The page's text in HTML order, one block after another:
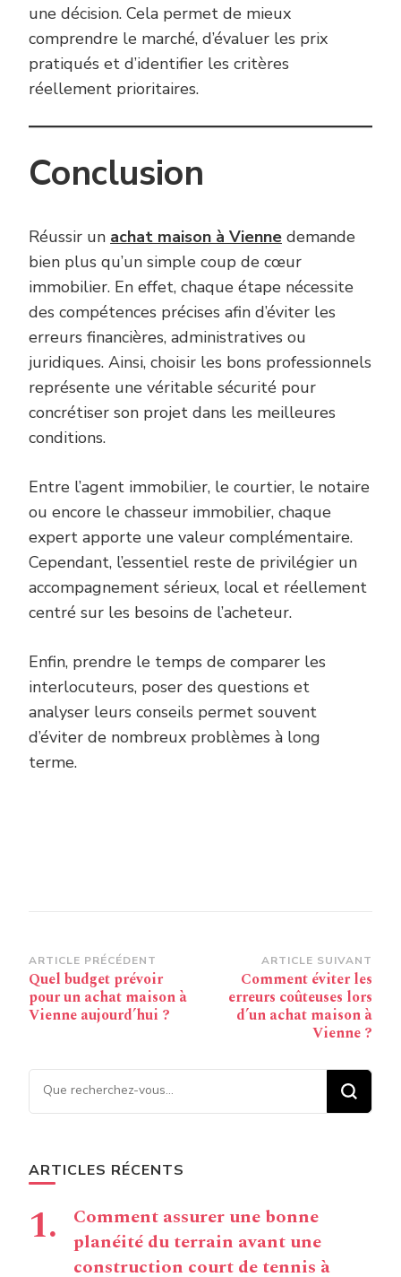
une décision. Cela permet de mieux
comprendre le marché, d’évaluer les prix
pratiqués et d’identifier les critères
réellement prioritaires.
Conclusion
Réussir un achat maison à Vienne demande
bien plus qu’un simple coup de cœur
immobilier. En effet, chaque étape nécessite
des compétences précises afin d’éviter les
erreurs financières, administratives ou
juridiques. Ainsi, choisir les bons professionnels
représente une véritable sécurité pour
concrétiser son projet dans les meilleures
conditions.
Entre l’agent immobilier, le courtier, le notaire
ou encore le chasseur immobilier, chaque
expert apporte une valeur complémentaire.
Cependant, l’essentiel reste de privilégier un
accompagnement sérieux, local et réellement
centré sur les besoins de l’acheteur.
Enfin, prendre le temps de comparer les
interlocuteurs, poser des questions et
analyser leurs conseils permet souvent
d’éviter de nombreux problèmes à long
terme.
Navigation
d’article
ARTICLE PRÉCÉDENT
Quel budget prévoir
pour un achat maison à
Vienne aujourd’hui ?
ARTICLE SUIVANT
Comment éviter les
erreurs coûteuses lors
d’un achat maison à
Vienne ?
Vous recherchiez quelque
chose ?
ARTICLES RÉCENTS
Comment assurer une bonne
planéité du terrain avant une
construction court de tennis à